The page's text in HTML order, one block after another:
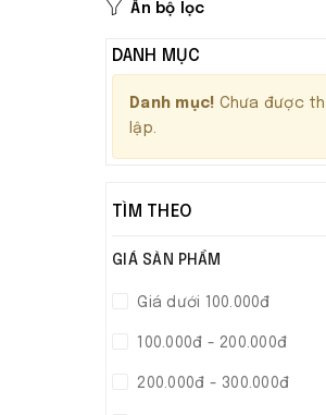
Ẩn bộ lọc
DANH MỤC
Danh mục! Chưa được
lập.
TÌM THEO
GIÁ SẢN PHẨM
Giá dưới 100.000đ
100.000đ - 200.000đ
200.000đ - 300.000đ